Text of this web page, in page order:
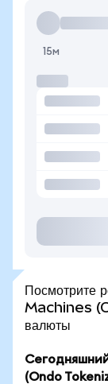
15м
Посмотрите
Machines
валюты
(Ondo